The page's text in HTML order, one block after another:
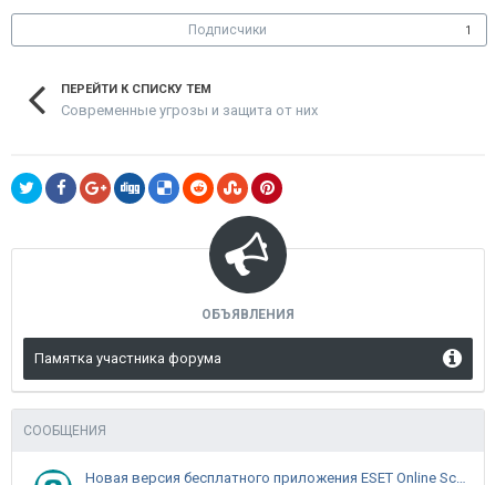
Подписчики 1
ПЕРЕЙТИ К СПИСКУ ТЕМ
Современные угрозы и защита от них
ОБЪЯВЛЕНИЯ
Памятка участника форума
СООБЩЕНИЯ
Новая версия бесплатного приложения ESET Online Scanner доступна пользователям